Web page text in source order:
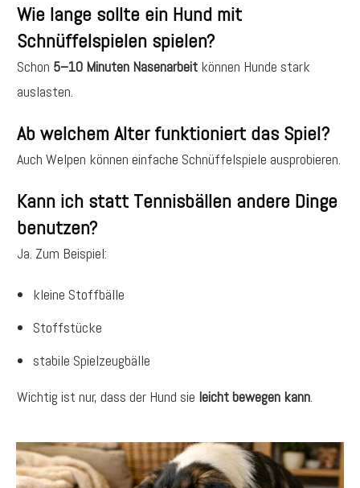
Wie lange sollte ein Hund mit
Schnüffelspielen spielen?
Schon 5–10 Minuten Nasenarbeit können Hunde stark
auslasten.
Ab welchem Alter funktioniert das Spiel?
Auch Welpen können einfache Schnüffelspiele ausprobieren.
Kann ich statt Tennisbällen andere Dinge
benutzen?
Ja. Zum Beispiel:
kleine Stoffbälle
Stoffstücke
stabile Spielzeugbälle
Wichtig ist nur, dass der Hund sie leicht bewegen kann.